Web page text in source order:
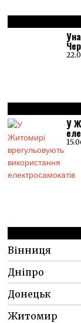
У
Вінниця
Дніпро
Донецьк
Житомир